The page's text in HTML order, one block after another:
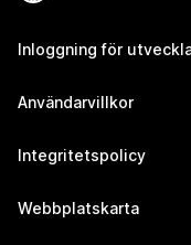
Inloggning för
Användarvillkor
Integritetspolicy
Webbplatskarta